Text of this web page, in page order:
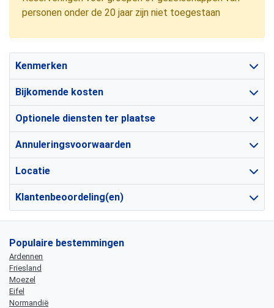
personen onder de 20 jaar zijn niet toegestaan
Kenmerken
Bijkomende kosten
Optionele diensten ter plaatse
Annuleringsvoorwaarden
Locatie
Klantenbeoordeling(en)
Populaire bestemmingen
Ardennen
Friesland
Moezel
Eifel
Normandië